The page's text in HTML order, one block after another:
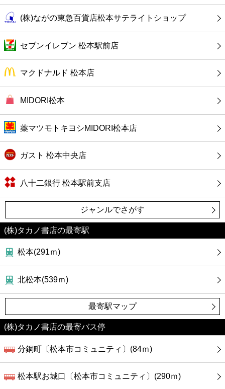
ホテル
(株)ながの東急百貨店松本サテライトショップ
セブンイレブン 松本駅前店
マクドナルド 松本店
MIDORI松本
薬マツモトキヨシMIDORI松本店
ガスト 松本中央店
八十二銀行 松本駅前支店
ジャンルでさがす
(株)タカノ書店の最寄駅
松本(291ｍ)
北松本(539ｍ)
最寄駅マップ
(株)タカノ書店の最寄バス停
分銅町〔松本市コミュニティ〕(84ｍ)
松本駅お城口〔松本市コミュニティ〕(290ｍ)